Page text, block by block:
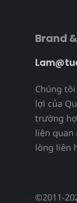
Brand
Chúng
lợi của
trường
liên quan
lòng liên
©2011-